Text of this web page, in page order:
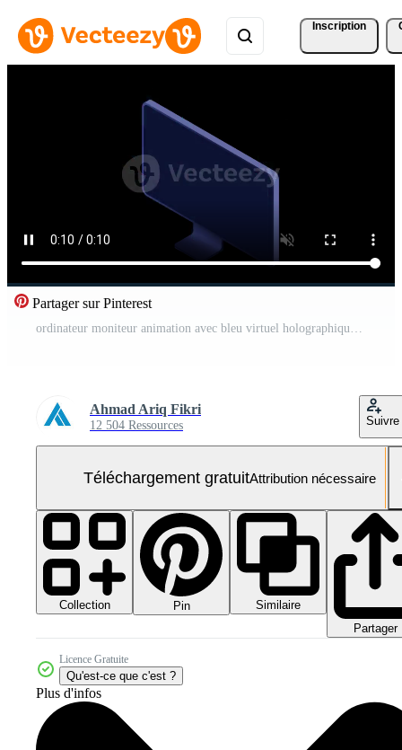
Inscription
Partager sur Pinterest
ordinateur moniteur animation avec bleu virtuel holographique projections avec graphiques et graphiques pour Les données analyse. analytique Les données sur moniteur. transparent Contexte avec alpha canaliser. Vidéo Gratuite
Ahmad Ariq Fikri
12 504 Ressources Suivre
Téléchargement gratuitAttribution nécessaire
Collection Pin
Similaire
Partager
Licence Gratuite
Qu'est-ce que c'est ?
Plus d'infos